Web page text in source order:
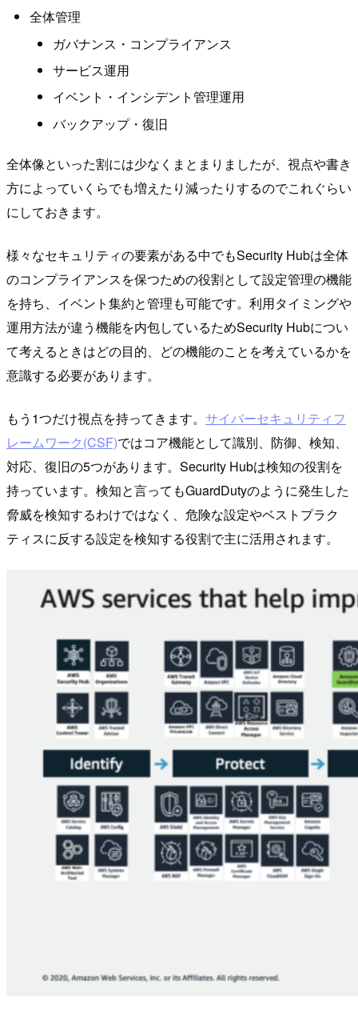
全体管理
ガバナンス・コンプライアンス
サービス運用
イベント・インシデント管理運用
バックアップ・復旧
全体像といった割には少なくまとまりましたが、視点や書き
方によっていくらでも増えたり減ったりするのでこれぐらい
にしておきます。
様々なセキュリティの要素がある中でもSecurity Hubは全体
のコンプライアンスを保つための役割として設定管理の機能
を持ち、イベント集約と管理も可能です。利用タイミングや
運用方法が違う機能を内包しているためSecurity Hubについ
て考えるときはどの目的、どの機能のことを考えているかを
意識する必要があります。
もう1つだけ視点を持ってきます。 サイバーセキュリティフ
レームワーク(CSF)ではコア機能として識別、防御、検知、
対応、復旧の5つがあります。Security Hubは検知の役割を
持っています。検知と言ってもGuardDutyのように発生した
脅威を検知するわけではなく、危険な設定やベストプラク
ティスに反する設定を検知する役割で主に活用されます。